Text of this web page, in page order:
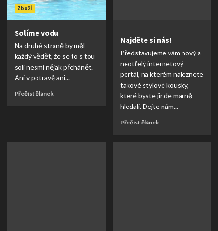
Zboží
Solíme vodu
Na druhé straně by měl
každý vědět, že se to s tou
solí nesmí nějak přehánět.
Ani v potravě ani...
Přečíst článek
Najděte si nás!
Představujeme vám nový a
neotřelý internetový
portál, na kterém naleznete
takové stylové kousky,
které byste jinde marně
hledali. Dejte nám...
Přečíst článek